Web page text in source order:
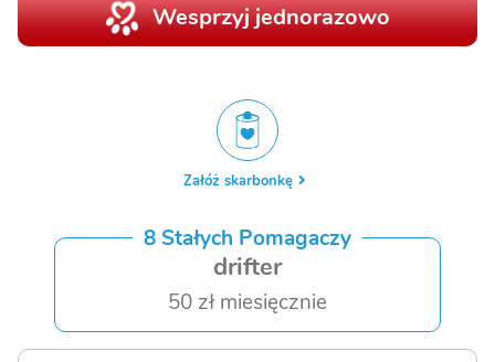
Wesprzyj jednorazowo
Załóż skarbonkę
8 Stałych Pomagaczy
drifter
50 zł miesięcznie